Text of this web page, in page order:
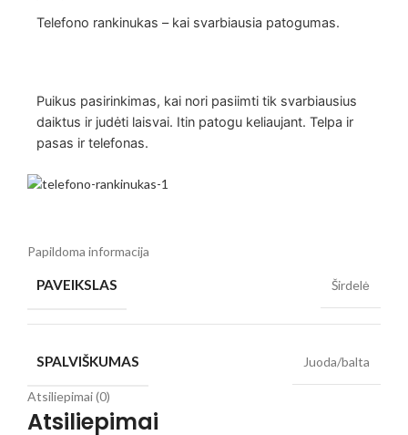
Telefono rankinukas – kai svarbiausia patogumas.
Puikus pasirinkimas, kai nori pasiimti tik svarbiausius
daiktus ir judėti laisvai. Itin patogu keliaujant. Telpa ir
pasas ir telefonas.
Papildoma informacija
PAVEIKSLAS Širdelė
SPALVIŠKUMAS Juoda/balta
Atsiliepimai (0)
Atsiliepimai